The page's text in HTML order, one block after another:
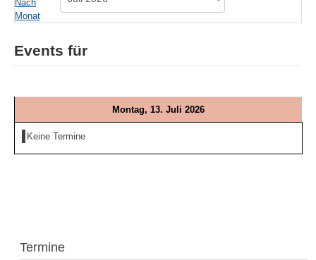
Events für
Montag, 13. Juli 2026
Keine Termine
Termine